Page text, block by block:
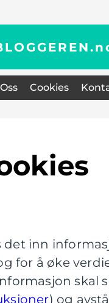
Cookies
det inn
for å øke
skal
) og